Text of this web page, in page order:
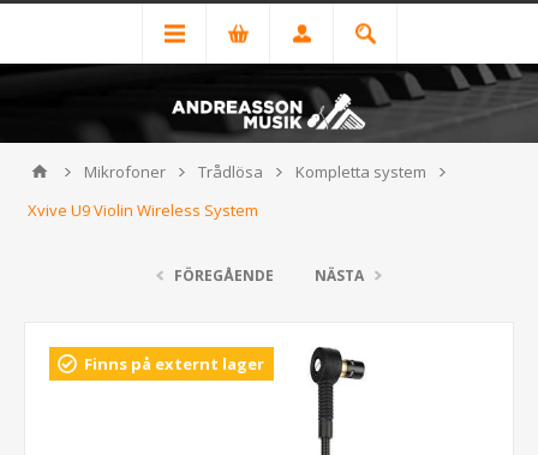
Mikrofoner Trådlösa
Kompletta system
Xvive U9 Violin Wireless System
FÖREGÅENDE NÄSTA
Finns på externt lager